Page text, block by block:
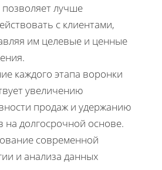
лучше
с клиентами,
им целевые и ценные
каждого этапа воронки
увеличению
продаж и удержанию
на долгосрочной основе.
современной
и анализа данных